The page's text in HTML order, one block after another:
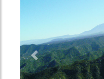
Previous